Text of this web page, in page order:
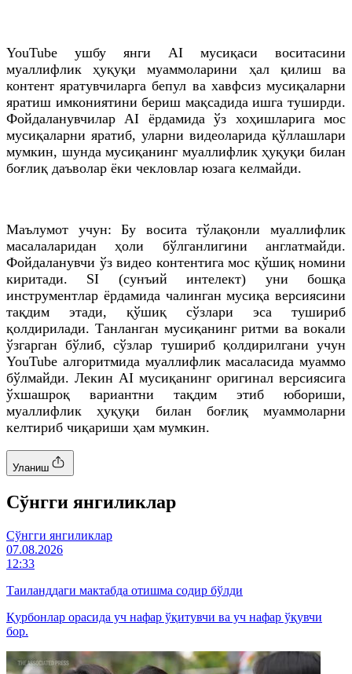
YouTube ушбу янги AI мусиқаси воситасини
муаллифлик ҳуқуқи муаммоларини ҳал қилиш ва
контент яратувчиларга бепул ва хавфсиз мусиқаларни
яратиш имкониятини бериш мақсадида ишга туширди.
Фойдаланувчилар AI ёрдамида ўз хоҳишларига мос
мусиқаларни яратиб, уларни видеоларида қўллашлари
мумкин, шунда мусиқанинг муаллифлик ҳуқуқи билан
боғлиқ даъволар ёки чекловлар юзага келмайди.
Маълумот учун: Бу восита тўлақонли муаллифлик
масалаларидан ҳоли бўлганлигини англатмайди.
Фойдаланувчи ўз видео контентига мос қўшиқ номини
киритади. SI (сунъий интелект) уни бошқа
инструментлар ёрдамида чалинган мусиқа версиясини
тақдим этади, қўшиқ сўзлари эса тушириб
қолдирилади. Танланган мусиқанинг ритми ва вокали
ўзгарган бўлиб, сўзлар тушириб қолдирилгани учун
YouTube алгоритмида муаллифлик масаласида муаммо
бўлмайди. Лекин AI мусиқанинг оригинал версиясига
ўхшашроқ вариантни тақдим этиб юбориши,
муаллифлик ҳуқуқи билан боғлиқ муаммоларни
келтириб чиқариши ҳам мумкин.
Уланиш
Cўнгги янгиликлар
Cўнгги янгиликлар
07.08.2026
12:33
Таиланддаги мактабда отишма содир бўлди
Қурбонлар орасида уч нафар ўқитувчи ва уч нафар ўқувчи
бор.